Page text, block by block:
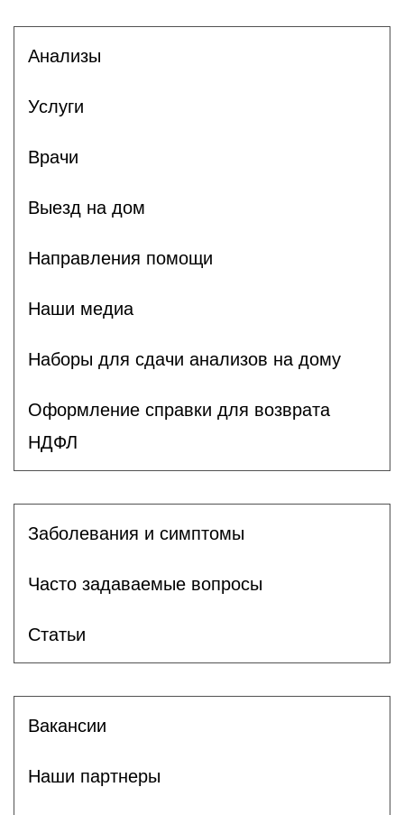
Анализы
Услуги
Врачи
Выезд на дом
Направления помощи
Наши медиа
Наборы для сдачи анализов на дому
Оформление справки для возврата
НДФЛ
Заболевания и симптомы
Часто задаваемые вопросы
Статьи
Вакансии
Наши партнеры